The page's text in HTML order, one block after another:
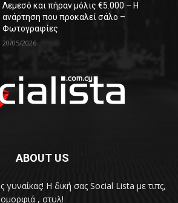
Λεμεσό και πήραν μόλις €5.000 – Η
ανάρτηση που προκαλεί σάλο –
Φωτογραφίες
20/05/2026
ABOUT US
H δική σας Social Lista με τιπς,
, στυλ!